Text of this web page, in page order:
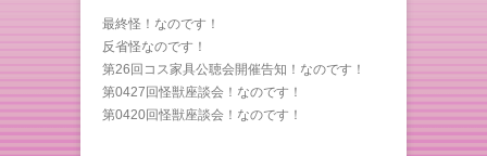
最終怪！なのです！
反省怪なのです！
第26回コス家具公聴会開催告知！なのです！
第0427回怪獣座談会！なのです！
第0420回怪獣座談会！なのです！